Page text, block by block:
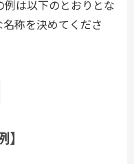
は以下のとおりとな
称を決めてくださ